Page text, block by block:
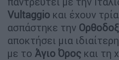
Vultaggio και έχουν
ασπάστηκε την
αποκτήσει μια
με το Άγιο Όρος και τη